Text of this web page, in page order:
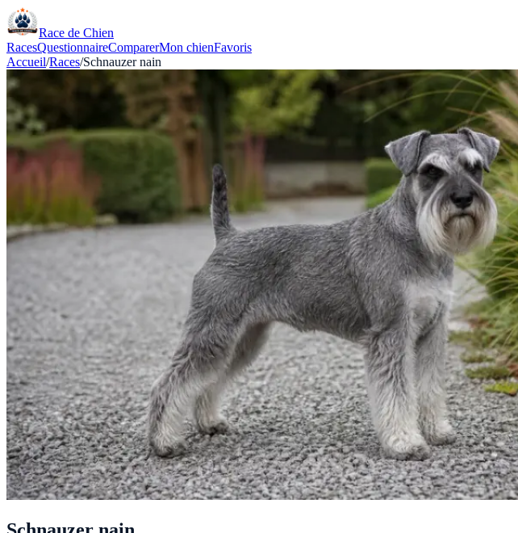
Race de Chien
RacesQuestionnaireComparerMon chienFavoris
Accueil/Races/Schnauzer nain